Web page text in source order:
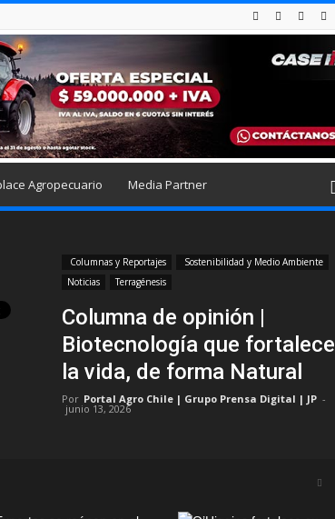
Agropecuario Media Partner
Columnas y Reportajes
Sostenibilidad y Medio Ambiente
Noticias
Terragénesis
Columna de opinión |
Biotecnología que fortalece
la vida, de forma Natural
Por Portal Agro Chile | Grupo Prensa Digital | JP -
junio 13, 2026